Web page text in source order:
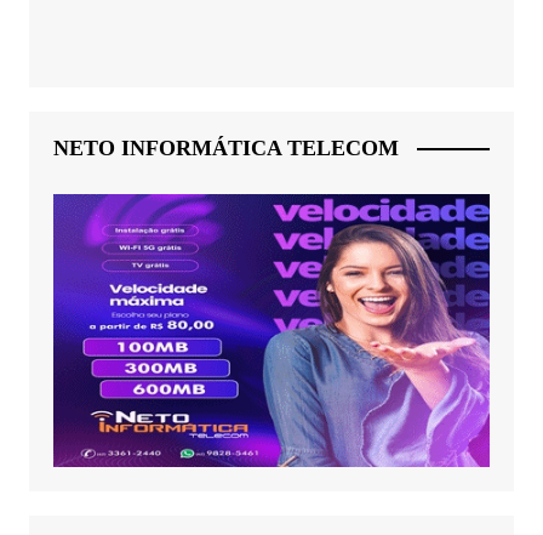
NETO INFORMÁTICA TELECOM